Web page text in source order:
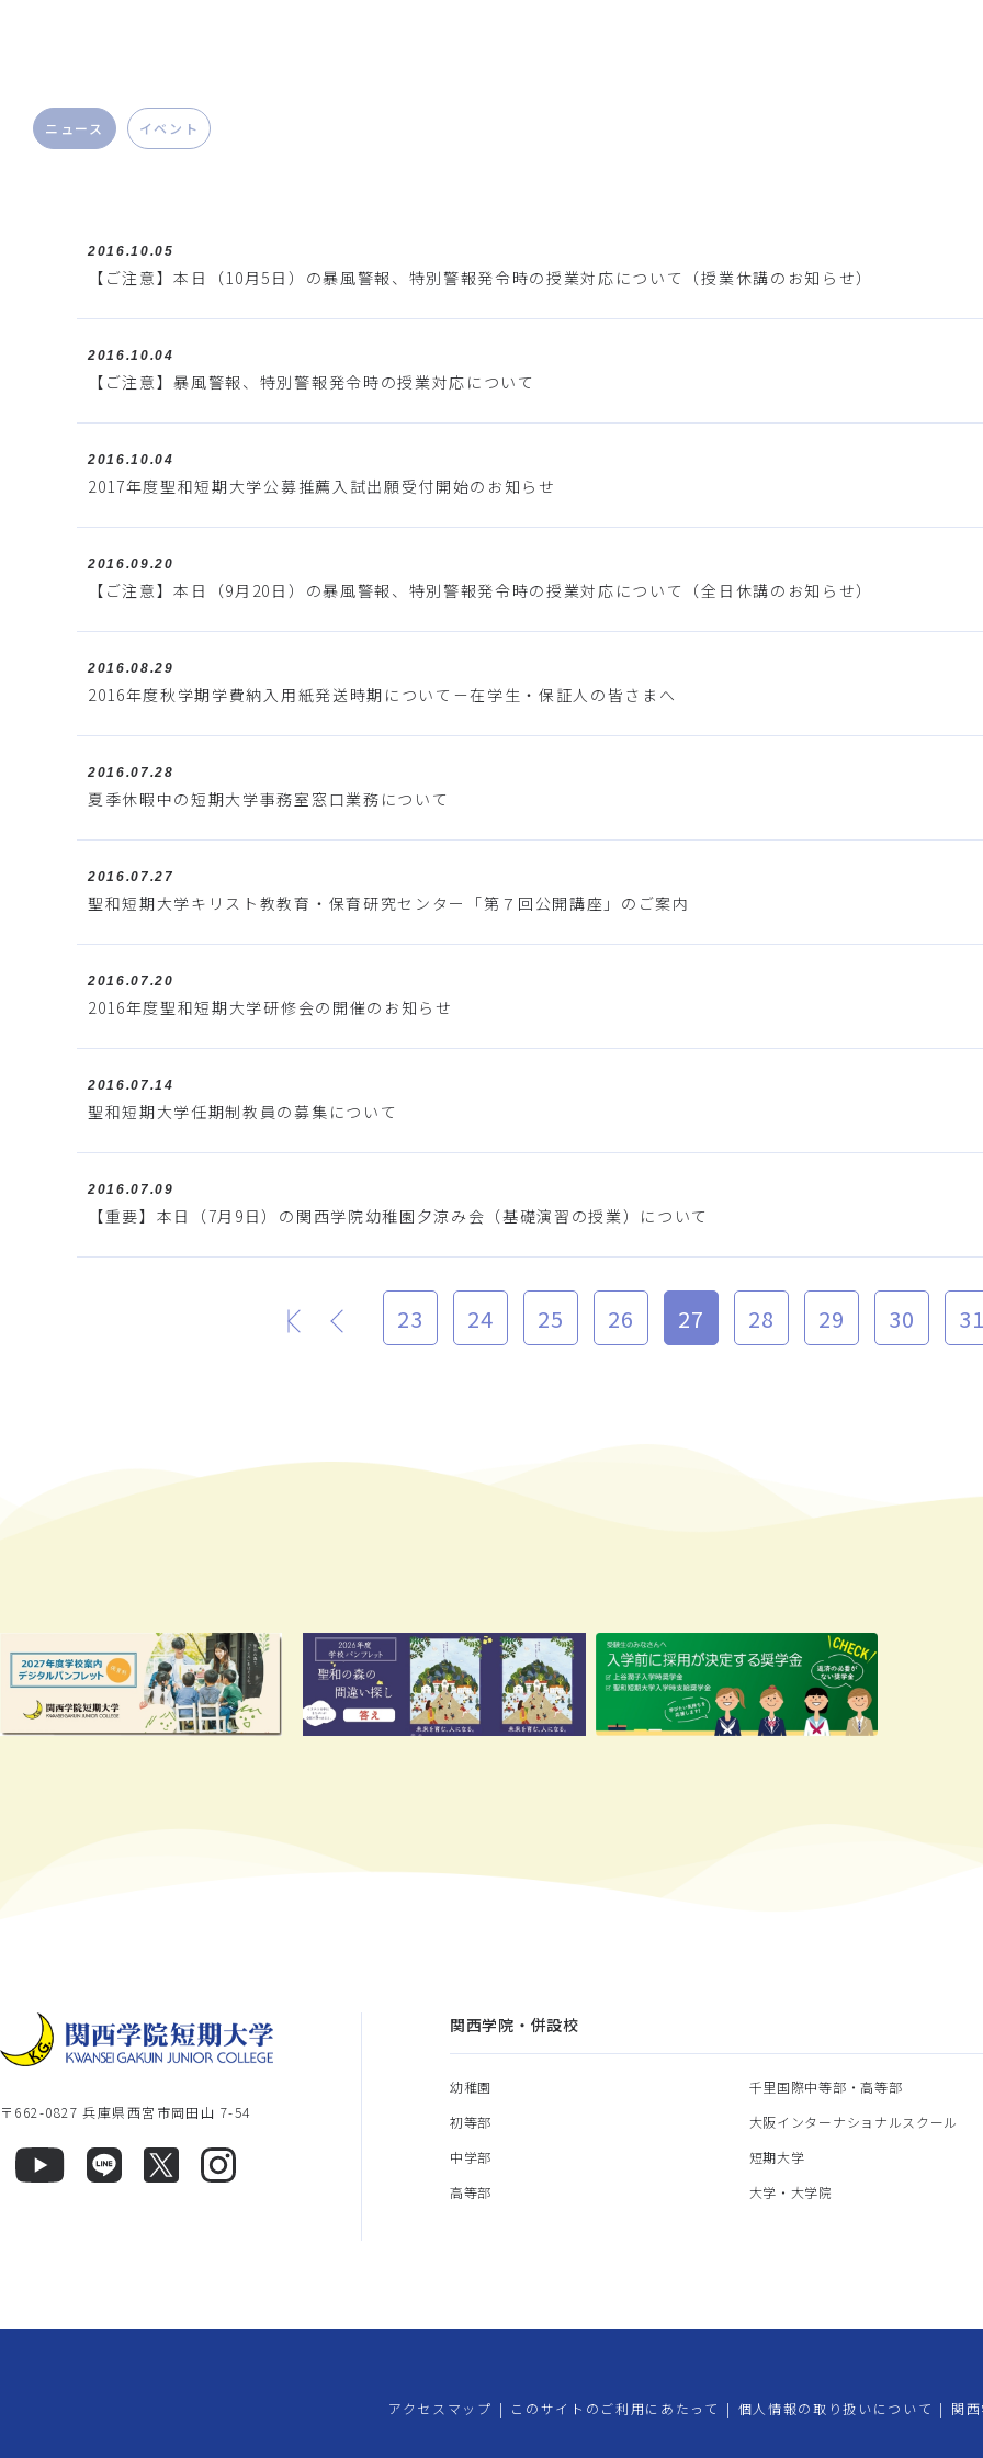
ニュース イベント
2016.10.05
【ご注意】本日（10月5日）の暴風警報、特別警報発令時の授業対応について（授業休講のお知らせ）
2016.10.04
【ご注意】暴風警報、特別警報発令時の授業対応について
2016.10.04
2017年度聖和短期大学公募推薦入試出願受付開始のお知らせ
2016.09.20
【ご注意】本日（9月20日）の暴風警報、特別警報発令時の授業対応について（全日休講のお知らせ）
2016.08.29
2016年度秋学期学費納入用紙発送時期について－在学生・保証人の皆さまへ
2016.07.28
夏季休暇中の短期大学事務室窓口業務について
2016.07.27
聖和短期大学キリスト教教育・保育研究センター「第７回公開講座」のご案内
2016.07.20
2016年度聖和短期大学研修会の開催のお知らせ
2016.07.14
聖和短期大学任期制教員の募集について
2016.07.09
【重要】本日（7月9日）の関西学院幼稚園夕涼み会（基礎演習の授業）について
最初 23 24 25 26 27 28 29 30 31
〒662-0827 兵庫県西宮市岡田山 7-54
関西学院・併設校
幼稚園
初等部
中学部
高等部
千里国際中等部・高等部
大阪インターナショナルスクール
短期大学
大学・大学院
アクセスマップ | このサイトのご利用にあたって | 個人情報の取り扱いについて | 関